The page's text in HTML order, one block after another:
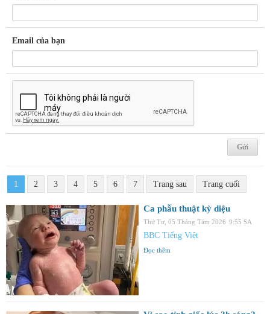
Email của bạn
1 2 3 4 5 6 7 Trang sau Trang cuối
Ca phẫu thuật kỳ diệu
Thứ Tư, 05 Tháng Tám 2026 9:55 SA
BBC Tiếng Việt
Đọc thêm